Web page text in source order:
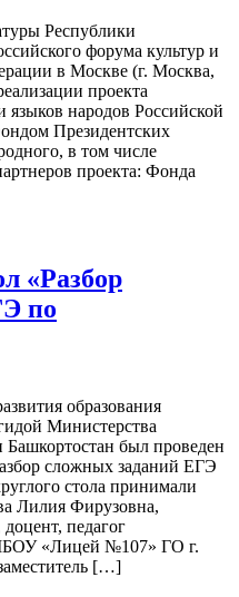
Республики
форума культур и
в Москве (г. Москва,
проекта
языков народов Российской
Президентских
в том числе
проекта: Фонда
«Разбор
по
образования
Министерства
Башкортостан был проведен
сложных заданий ЕГЭ
стола принимали
Лилия Фирузовна,
педагог
«Лицей №107» ГО г.
[…]